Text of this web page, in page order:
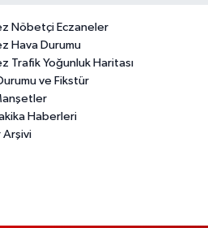
Nöbetçi Eczaneler
Hava Durumu
Trafik Yoğunluk Haritası
ve Fikstür
Haberleri
Arşivi